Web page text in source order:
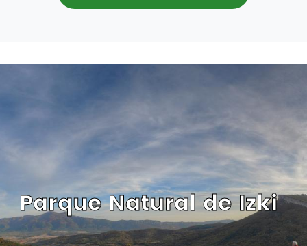
Parque Natural de Izki